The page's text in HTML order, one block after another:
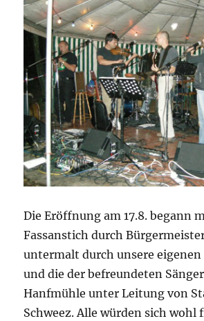
Die Eröffnung am 17.8. begann
Fassanstich durch
untermalt durch unsere
und die der befreundeten
Hanfmühle unter Leitung von
Schweez. Alle würden sich wohl